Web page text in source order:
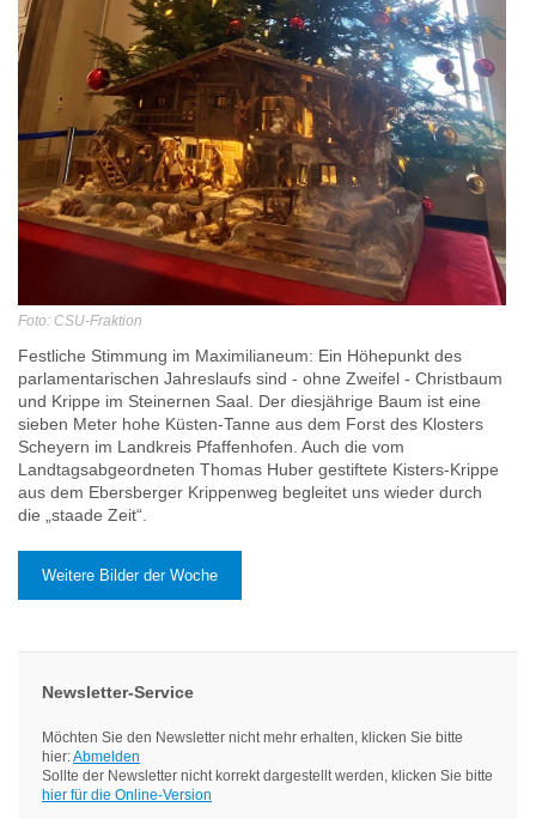
Foto: CSU-Fraktion
Festliche Stimmung im Maximilianeum: Ein Höhepunkt des
parlamentarischen Jahreslaufs sind - ohne Zweifel - Christbaum
und Krippe im Steinernen Saal. Der diesjährige Baum ist eine
sieben Meter hohe Küsten-Tanne aus dem Forst des Klosters
Scheyern im Landkreis Pfaffenhofen. Auch die vom
Landtagsabgeordneten Thomas Huber gestiftete Kisters-Krippe
aus dem Ebersberger Krippenweg begleitet uns wieder durch
die „staade Zeit“.
Weitere Bilder der Woche
Newsletter-Service
Möchten Sie den Newsletter nicht mehr erhalten, klicken Sie bitte
hier:Abmelden
Sollte der Newsletter nicht korrekt dargestellt werden, klicken Sie bitte
hier für die Online-Version